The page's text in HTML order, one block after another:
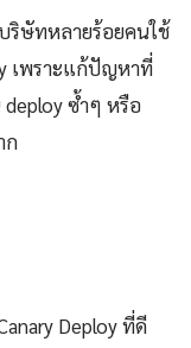
ริษัทหลายร้อยคนใช้
เพราะแก้ปัญหาที่
ซ้ำๆ หรือ
ก
Deploy ที่ดี